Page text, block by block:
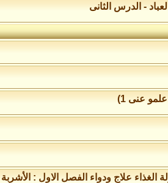
- الدرس الثانى
عنى 1)
الغذاء علاج ودواء الفصل الاول : الأشربة